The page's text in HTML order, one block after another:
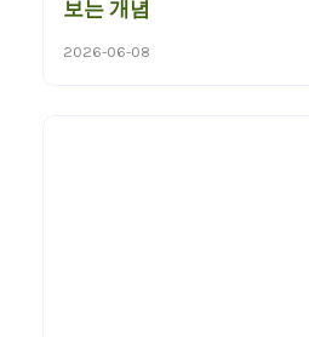
보는 개념
2026-06-08